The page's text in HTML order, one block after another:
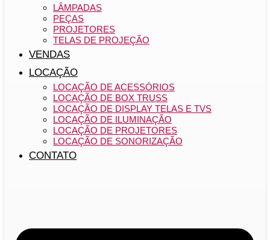
LÂMPADAS
PEÇAS
PROJETORES
TELAS DE PROJEÇÃO
VENDAS
LOCAÇÃO
LOCAÇÃO DE ACESSÓRIOS
LOCAÇÃO DE BOX TRUSS
LOCAÇÃO DE DISPLAY TELAS E TVS
LOCAÇÃO DE ILUMINAÇÃO
LOCAÇÃO DE PROJETORES
LOCAÇÃO DE SONORIZAÇÃO
CONTATO